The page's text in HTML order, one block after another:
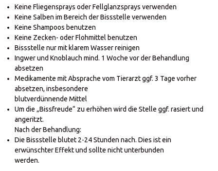
Keine Fliegensprays oder Fellglanzsprays verwenden
Keine Salben im Bereich der Bissstelle verwenden
Keine Shampoos benutzen
Keine Zecken- oder Flohmittel benutzen
Bissstelle nur mit klarem Wasser reinigen
Ingwer und Knoblauch mind. 1 Woche vor der Behandlung
absetzen
Medikamente mit Absprache vom Tierarzt ggf. 3 Tage vorher
absetzen, insbesondere
blutverdünnende Mittel
Um die „Bissfreude“ zu erhöhen wird die Stelle ggf. rasiert und
angeritzt.
Nach der Behandlung:
Die Bissstelle blutet 2-24 Stunden nach. Dies ist ein
erwünschter Effekt und sollte nicht unterbunden
werden.